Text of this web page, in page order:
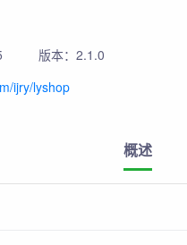
版本：2.1.0
ijry/lyshop
概述